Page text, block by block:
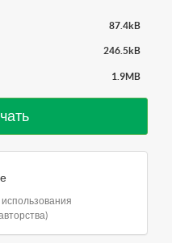
87.4kB
246.5kB
1.9MB